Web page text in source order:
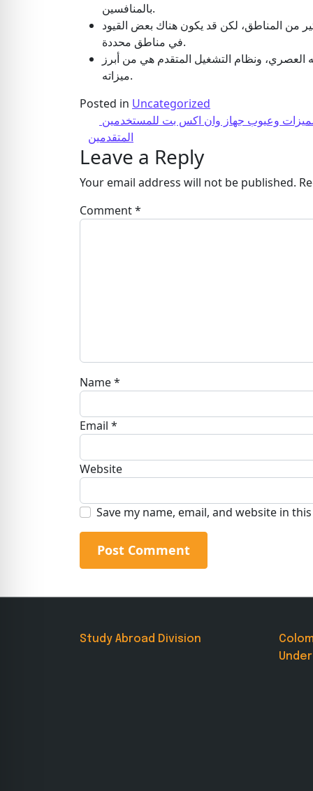
بالمنافسين.
من المناطق، لكن قد يكون هناك بعض القيود
في مناطق محددة.
العصري، ونظام التشغيل المتقدم هي من أبرز
ميزاته.
Posted in Uncategorized
Post navigation
المتقدمين
Leave a Reply
Your email address will not be published.
Comment*
Name*
Email *
Website
Save my name, email, and website in
Study Abroad Division